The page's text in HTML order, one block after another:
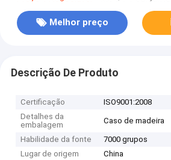
Melhor preço
Descrição De Produto
Certificação
ISO9001:2008
Detalhes da
embalagem
Caso de madeira
Habilidade da fonte
7000 grupos
Lugar de origem
China